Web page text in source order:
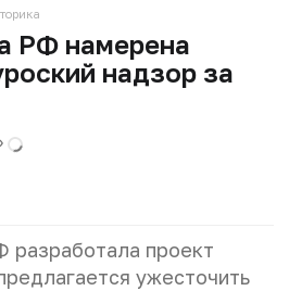
РФ намерена
надзор за
разработала проект
ужесточить